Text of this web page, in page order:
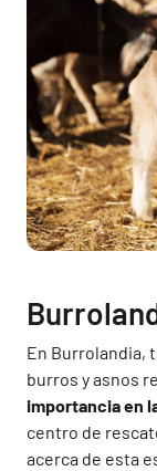
En Burrolandia,
burros y asnos
importancia en
centro de
acerca de esta